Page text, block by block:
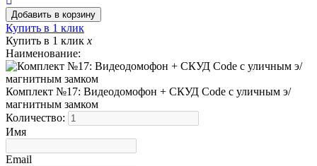
Купить в 1 клик
Купить в 1 клик x
Наименование:
Комплект №17: Видеодомофон + СКУД Code с уличным э/
магнитным замком
Количество:
Имя
Email